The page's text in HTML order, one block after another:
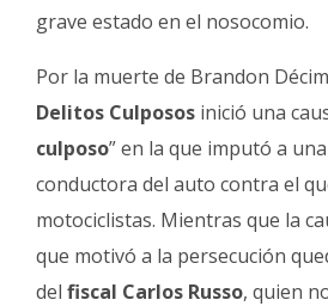
grave estado en el nosocomio.
Por la muerte de Brandon
Delitos Culposos inició una
culposo” en la que imputó a
conductora del auto contra el
motociclistas. Mientras que la
que motivó a la persecución
del fiscal Carlos Russo, quien